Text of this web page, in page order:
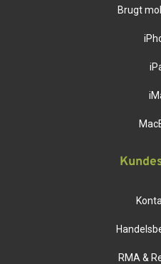
Brugt
RMA &